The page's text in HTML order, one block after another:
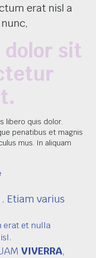
erat nisl a
dolor sit
libero quis dolor.
penatibus et magnis
mus. In aliquam
. Etiam varius
erat et nulla
VIVERRA,